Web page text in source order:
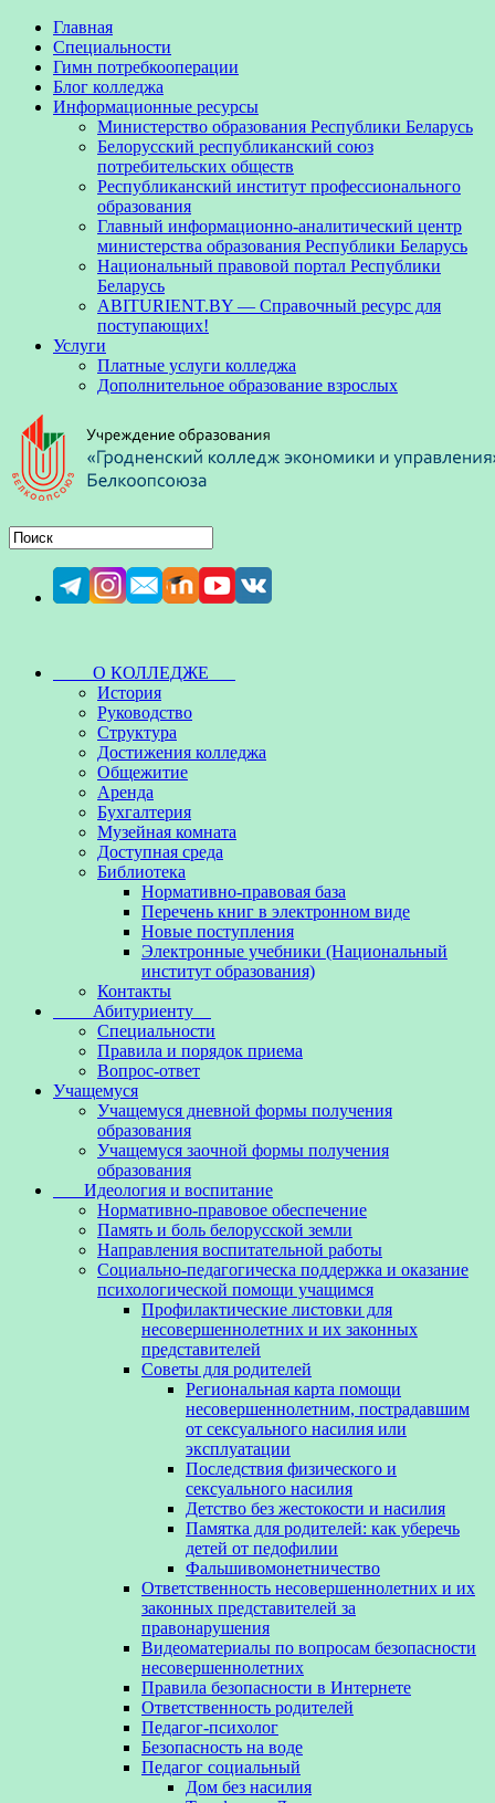
Главная
Специальности
Гимн потребкооперации
Блог колледжа
Информационные ресурсы
Министерство образования Республики Беларусь
Белорусский республиканский союз
потребительских обществ
Республиканский институт профессионального
образования
Главный информационно-аналитический центр
министерства образования Республики Беларусь
Национальный правовой портал Республики
Беларусь
ABITURIENT.BY — Справочный ресурс для
поступающих!
Услуги
Платные услуги колледжа
Дополнительное образование взрослых
О КОЛЛЕДЖЕ
История
Руководство
Структура
Достижения колледжа
Общежитие
Аренда
Бухгалтерия
Музейная комната
Доступная среда
Библиотека
Нормативно-правовая база
Перечень книг в электронном виде
Новые поступления
Электронные учебники (Национальный
институт образования)
Контакты
Абитуриенту
Специальности
Правила и порядок приема
Вопрос-ответ
Учащемуся
Учащемуся дневной формы получения
образования
Учащемуся заочной формы получения
образования
Идеология и воспитание
Нормативно-правовое обеспечение
Память и боль белорусской земли
Направления воспитательной работы
Социально-педагогическа поддержка и оказание
психологической помощи учащимся
Профилактические листовки для
несовершеннолетних и их законных
представителей
Советы для родителей
Региональная карта помощи
несовершеннолетним, пострадавшим
от сексуального насилия или
эксплуатации
Последствия физического и
сексуального насилия
Детство без жестокости и насилия
Памятка для родителей: как уберечь
детей от педофилии
Фальшивомонетничество
Ответственность несовершеннолетних и их
законных представителей за
правонарушения
Видеоматериалы по вопросам безопасности
несовершеннолетних
Правила безопасности в Интернете
Ответственность родителей
Педагог-психолог
Безопасность на воде
Педагог социальный
Дом без насилия